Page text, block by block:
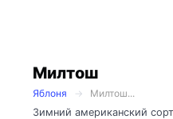
Милтош
Яблоня
Милтош...
Зимний американский